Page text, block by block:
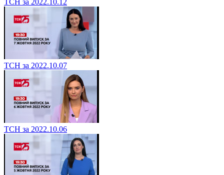
ТСН за 2022.10.07
ТСН за 2022.10.06